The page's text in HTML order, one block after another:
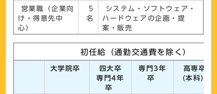
営業職（企業向
け・得意先中
心）
5
名
システム・ソフトウェア・
ハードウェアの企画・提
案・販売
初任給（通勤交通費を除く）
大学院卒
四大卒
専門4年
卒
専門3年
卒
高専卒
(本科)